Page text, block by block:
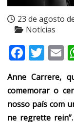
23 de agosto
Notícias
Anne Carrere,
comemorar o
nosso país com
ne regrette